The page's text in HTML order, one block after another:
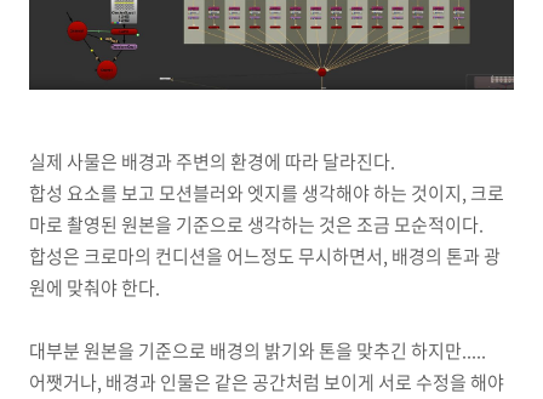
실제 사물은 배경과 주변의 환경에 따라 달라진다.
합성 요소를 보고 모션블러와 엣지를 생각해야 하는 것이지, 크로
마로 촬영된 원본을 기준으로 생각하는 것은 조금 모순적이다.
합성은 크로마의 컨디션을 어느정도 무시하면서, 배경의 톤과 광
원에 맞춰야 한다.
대부분 원본을 기준으로 배경의 밝기와 톤을 맞추긴 하지만.....
어쨋거나, 배경과 인물은 같은 공간처럼 보이게 서로 수정을 해야